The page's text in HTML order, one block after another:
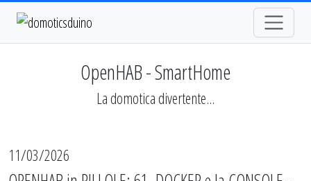
OpenHAB - SmartHome
La domotica divertente...
11/03/2026